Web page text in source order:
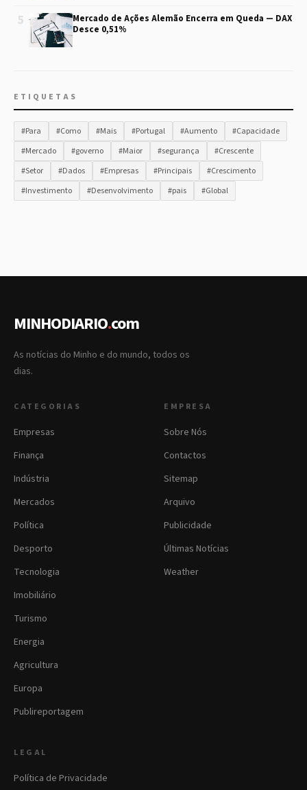
5
Mercado de Ações Alemão Encerra em Queda — DAX
Desce 0,51%
ETIQUETAS
#Para #Como #Mais #Portugal #Aumento
#Capacidade
#Mercado
#governo #Maior #segurança
#Crescente
#Setor
#Dados #Empresas #Principais
#Crescimento
#Investimento
#Desenvolvimento #pais #Global
MINHODIARIO.com
As notícias do Minho e do mundo, todos os
dias.
CATEGORIAS
Empresas
Finança
Indústria
Mercados
Política
Desporto
Tecnologia
Imobiliário
Turismo
Energia
Agricultura
Europa
Publireportagem
EMPRESA
Sobre Nós
Contactos
Sitemap
Arquivo
Publicidade
Últimas Notícias
Weather
LEGAL
Política de Privacidade